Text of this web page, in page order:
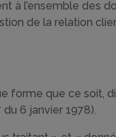
à l’ensemble des
de la relation
forme que ce soit,
6 janvier 1978).